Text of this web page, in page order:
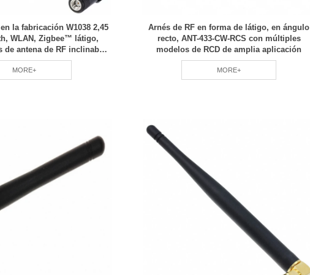
la fabricación W1038 2,45
WLAN, Zigbee™ látigo,
de antena de RF inclinable
bajo demanda RCD
MORE+
Arnés de RF en forma de látigo, en ángulo
recto, ANT-433-CW-RCS con múltiples
modelos de RCD de amplia aplicación
MORE+